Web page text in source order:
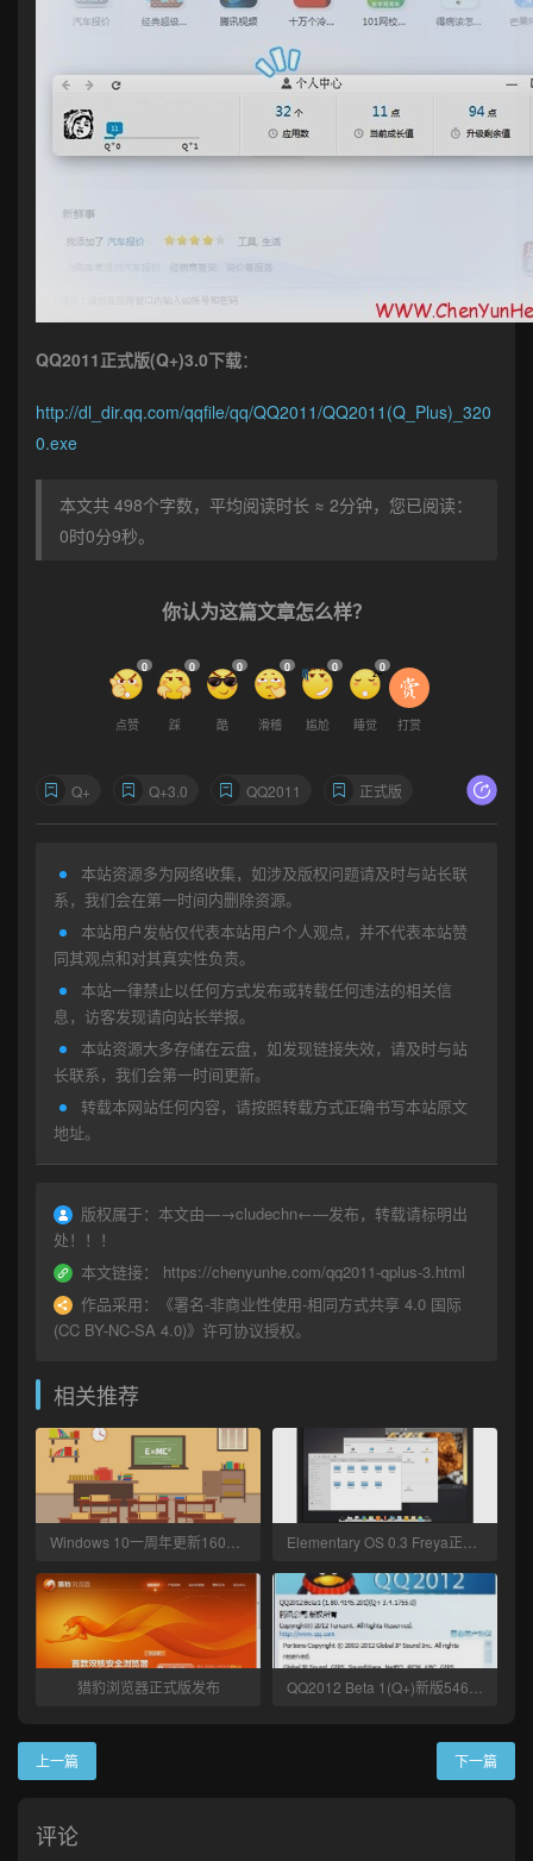
QQ2011正式版(Q+)3.0下载：
http://dl_dir.qq.com/qqfile/qq/QQ2011/QQ2011(Q_Plus)_320
0.exe
本文共 498个字数，平均阅读时长 ≈ 2分钟，您已阅读：
0时0分10秒。
你认为这篇文章怎么样？
0
点赞
0
踩
0
酷
0
滑稽
0
尴尬
0
睡觉 打赏
Q+ Q+3.0 QQ2011 正式版
本站资源多为网络收集，如涉及版权问题请及时与站长联
系，我们会在第一时间内删除资源。
本站用户发帖仅代表本站用户个人观点，并不代表本站赞
同其观点和对其真实性负责。
本站一律禁止以任何方式发布或转载任何违法的相关信
息，访客发现请向站长举报。
本站资源大多存储在云盘，如发现链接失效，请及时与站
长联系，我们会第一时间更新。
转载本网站任何内容，请按照转载方式正确书写本站原文
地址。
版权属于： 本文由—→cludechn←—发布，转载请标明出
处！！！
本文链接：
https://chenyunhe.com/qq2011-qplus-3.html
作品采用：
《署名-非商业性使用-相同方式共享 4.0 国际
(CC BY-NC-SA 4.0)》许可协议授权。
相关推荐
猎豹浏览器正式版发布
上一篇 下一篇
评论